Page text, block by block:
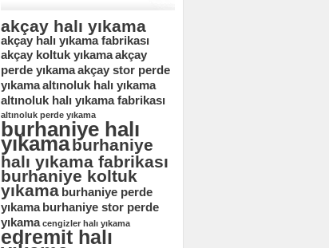
akçay halı yıkama
akçay halı yıkama fabrikası
akçay koltuk yıkamaakçay
perde yıkamaakçay stor perde
yıkamaaltınoluk halı yıkama
altınoluk halı yıkama fabrikası
altınoluk perde yıkama
burhaniye halı
yıkamaburhaniye
halı yıkama fabrikası
burhaniye koltuk
yıkama burhaniye perde
yıkama burhaniye stor perde
yıkama cengizler halı yıkama
edremit halı